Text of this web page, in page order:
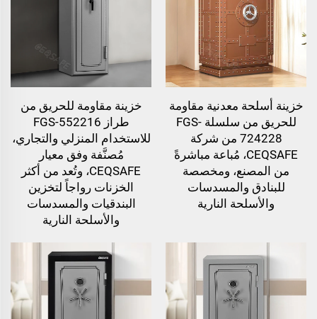
خزينة أسلحة معدنية مقاومة
للحريق من سلسلة FGS-
724228 من شركة
CEQSAFE، مُباعة مباشرةً
من المصنع، ومخصصة
للبنادق والمسدسات
والأسلحة النارية
خزينة مقاومة للحريق من
طراز FGS-552216
للاستخدام المنزلي والتجاري،
مُصنَّفة وفق معيار
CEQSAFE، وتُعد من أكثر
الخزنات رواجاً لتخزين
البندقيات والمسدسات
والأسلحة النارية